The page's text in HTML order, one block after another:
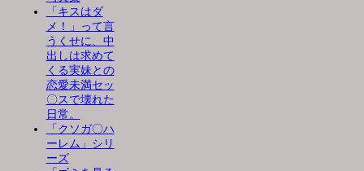
「キスはダ
メ！」って言
うくせに、中
出しは求めて
くる実妹との
恋愛未満セッ
〇スで壊れた
日常。
「クソガ〇ハ
ーレム」シリ
ーズ